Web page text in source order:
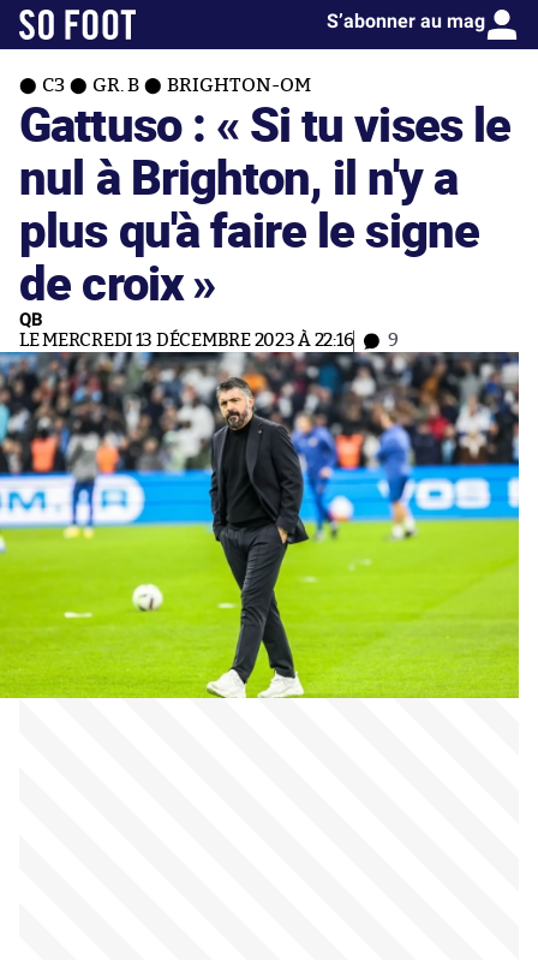
S’abonner au mag
C3 GR. B BRIGHTON-OM
Gattuso : « Si tu vises le
nul à Brighton, il n'y a
plus qu'à faire le signe
de croix »
QB
LE MERCREDI 13 DÉCEMBRE 2023 À 22:16 9